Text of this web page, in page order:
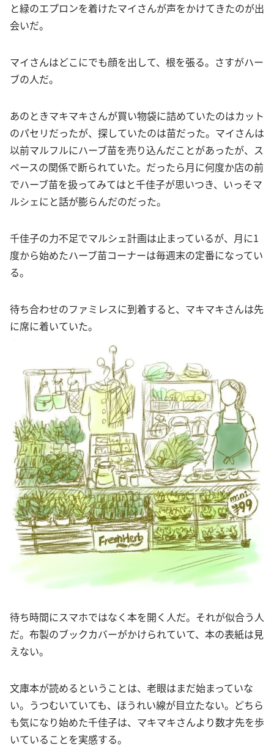
と緑のエプロンを着けたマイさんが声をかけてきたのが出
会いだ。
マイさんはどこにでも顔を出して、根を張る。さすがハー
ブの人だ。
あのときマキマキさんが買い物袋に詰めていたのはカット
のパセリだったが、探していたのは苗だった。マイさんは
以前マルフルにハーブ苗を売り込んだことがあったが、ス
ペースの関係で断られていた。だったら月に何度か店の前
でハーブ苗を扱ってみてはと千佳子が思いつき、いっそマ
ルシェにと話が膨らんだのだった。
千佳子の力不足でマルシェ計画は止まっているが、月に1
度から始めたハーブ苗コーナーは毎週末の定番になってい
る。
待ち合わせのファミレスに到着すると、マキマキさんは先
に席に着いていた。
待ち時間にスマホではなく本を開く人だ。それが似合う人
だ。布製のブックカバーがかけられていて、本の表紙は見
えない。
文庫本が読めるということは、老眼はまだ始まっていな
い。うつむいていても、ほうれい線が目立たない。どちら
も気になり始めた千佳子は、マキマキさんより数才先を歩
いていることを実感する。